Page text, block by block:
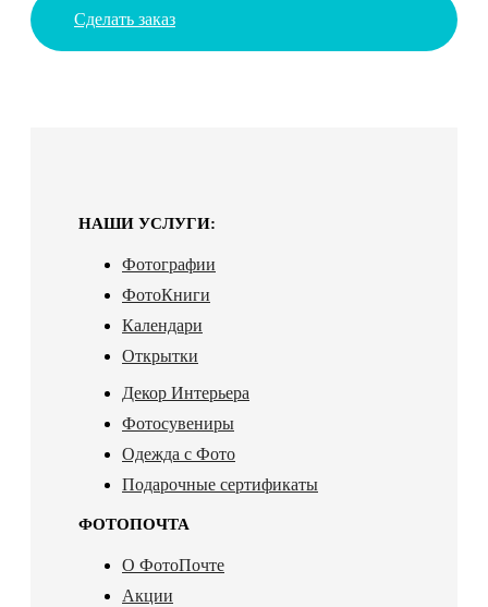
Сделать заказ
НАШИ УСЛУГИ:
Фотографии
ФотоКниги
Календари
Открытки
Декор Интерьера
Фотосувениры
Одежда с Фото
Подарочные сертификаты
ФОТОПОЧТА
О ФотоПочте
Акции